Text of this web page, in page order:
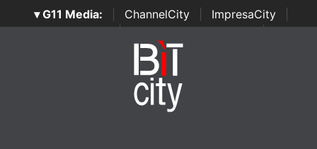
▾ G11 Media: ChannelCity ImpresaCity
SecurityOpenLab | Italian Channel Awards | Italian
Italian Security Awards